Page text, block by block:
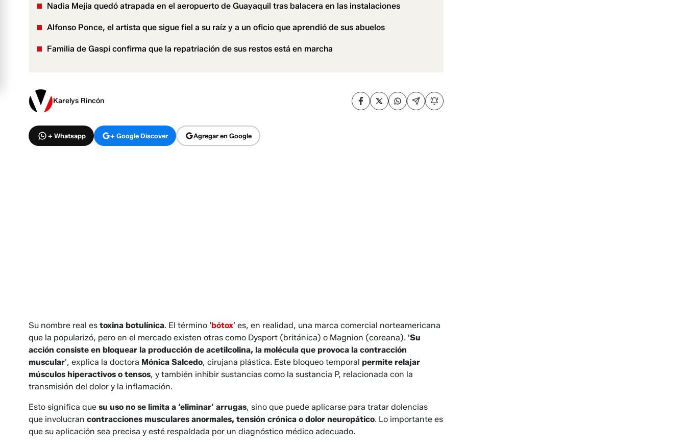
Nadia Mejía quedó atrapada en el aeropuerto de Guayaquil tras balacera en las instalaciones
Alfonso Ponce, el artista que sigue fiel a su raíz y a un oficio que aprendió de sus abuelos
Familia de Gaspi confirma que la repatriación de sus restos está en marcha
Karelys Rincón
+ Whatsapp + Google Discover Agregar en Google
Su nombre real es toxina botulínica. El término ‘bótox’ es, en realidad, una marca comercial norteamericana
que la popularizó, pero en el mercado existen otras como Dysport (británica) o Magnion (coreana). 'Su
acción consiste en bloquear la producción de acetilcolina, la molécula que provoca la contracción
muscular', explica la doctora Mónica Salcedo, cirujana plástica. Este bloqueo temporal permite relajar
músculos hiperactivos o tensos, y también inhibir sustancias como la sustancia P, relacionada con la
transmisión del dolor y la inflamación.
Esto significa que su uso no se limita a ‘eliminar’ arrugas, sino que puede aplicarse para tratar dolencias
que involucran contracciones musculares anormales, tensión crónica o dolor neuropático. Lo importante es
que su aplicación sea precisa y esté respaldada por un diagnóstico médico adecuado.